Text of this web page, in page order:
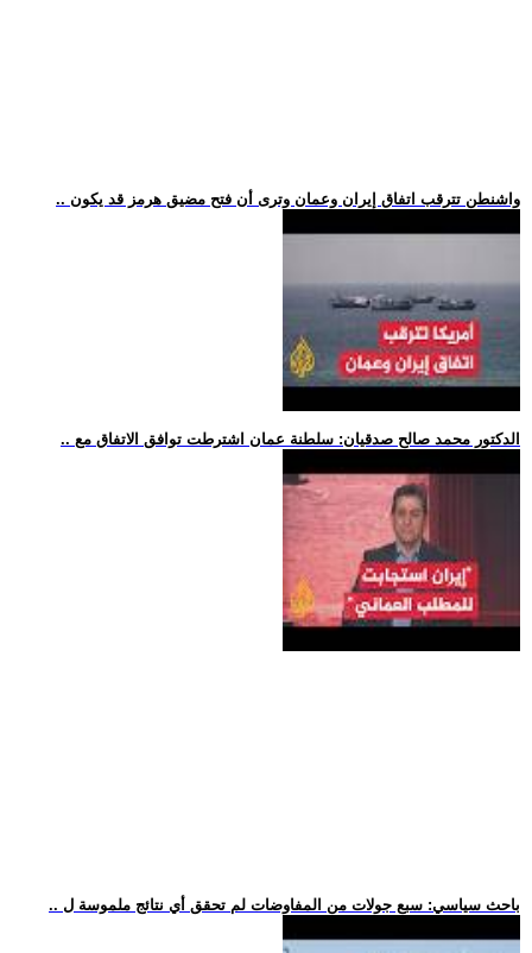
.. واشنطن تترقب اتفاق إيران وعمان وترى أن فتح مضيق هرمز قد يكون
.. الدكتور محمد صالح صدقيان: سلطنة عمان اشترطت توافق الاتفاق مع
.. باحث سياسي: سبع جولات من المفاوضات لم تحقق أي نتائج ملموسة ل